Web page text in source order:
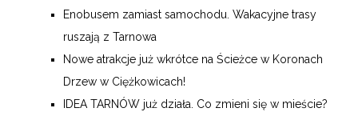
Enobusem zamiast samochodu. Wakacyjne trasy
ruszają z Tarnowa
Nowe atrakcje już wkrótce na Ścieżce w Koronach
Drzew w Ciężkowicach!
IDEA TARNÓW już działa. Co zmieni się w mieście?